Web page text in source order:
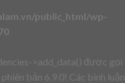
public_html/wp-
>add_data() được gọi
bản 6.9.0! Các bình luận